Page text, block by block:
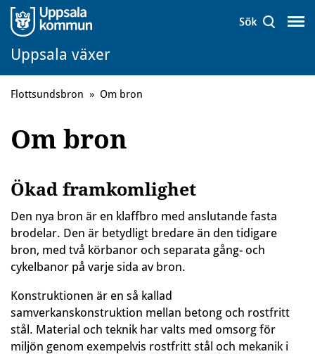
Uppsala växer
Flottsundsbron » Om bron
Om bron
Ökad framkomlighet
Den nya bron är en klaffbro med anslutande fasta
brodelar. Den är betydligt bredare än den tidigare
bron, med två körbanor och separata gång- och
cykelbanor på varje sida av bron.
Konstruktionen är en så kallad
samverkanskonstruktion mellan betong och rostfritt
stål. Material och teknik har valts med omsorg för
miljön genom exempelvis rostfritt stål och mekanik i